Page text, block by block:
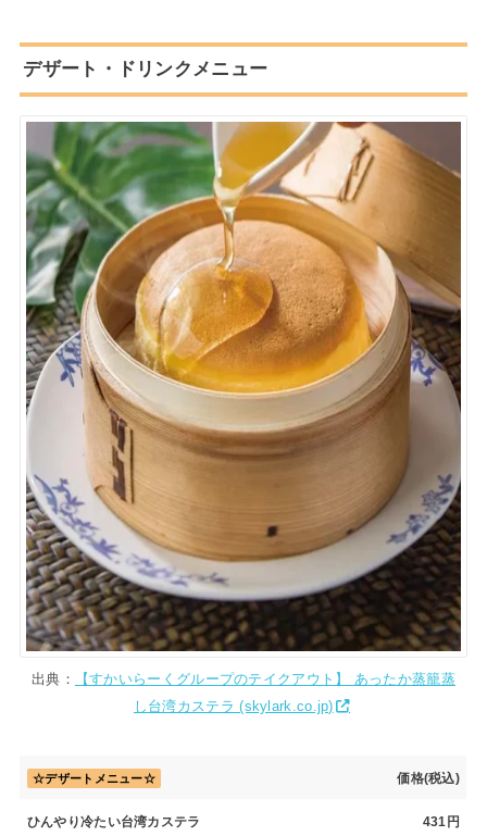
デザート・ドリンクメニュー
出典：
【すかいらーくグループのテイクアウト】 あったか蒸籠蒸
し台湾カステラ (skylark.co.jp)
☆デザートメニュー☆ 価格(税込)
ひんやり冷たい台湾カステラ 431円